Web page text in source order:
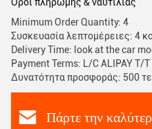
Minimum Order Quantity: 4
Συσκευασία λεπτομέρειες: 4
Delivery Time: look at the car
Payment Terms: L/C ALIPAY T/T
Δυνατότητα προσφοράς: 500
Πάρτε την